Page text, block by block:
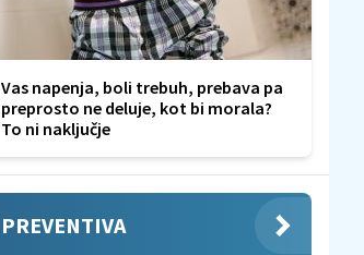
Vas napenja, boli trebuh, prebava pa
preprosto ne deluje, kot bi morala?
To ni naključje
PREVENTIVA